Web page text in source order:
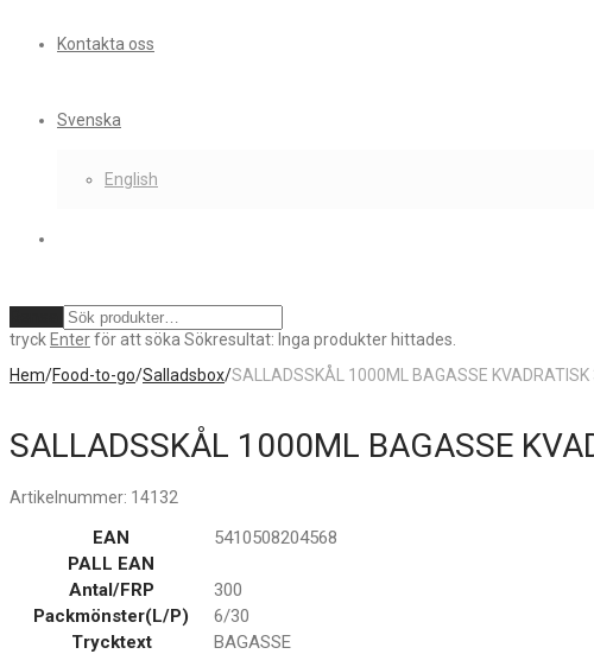
Kontakta oss
Svenska
English
tryck Enterför att söka Sökresultat: Inga produkter hittades.
Hem/Food-to-go/Salladsbox/SALLADSSKÅL 1000ML BAGASSE
SALLADSSKÅL 1000ML BAGASSE
Artikelnummer: 14132
EAN
5410508204568
PALL EAN
Antal/FRP
300
Packmönster(L/P)
6/30
Trycktext
BAGASSE